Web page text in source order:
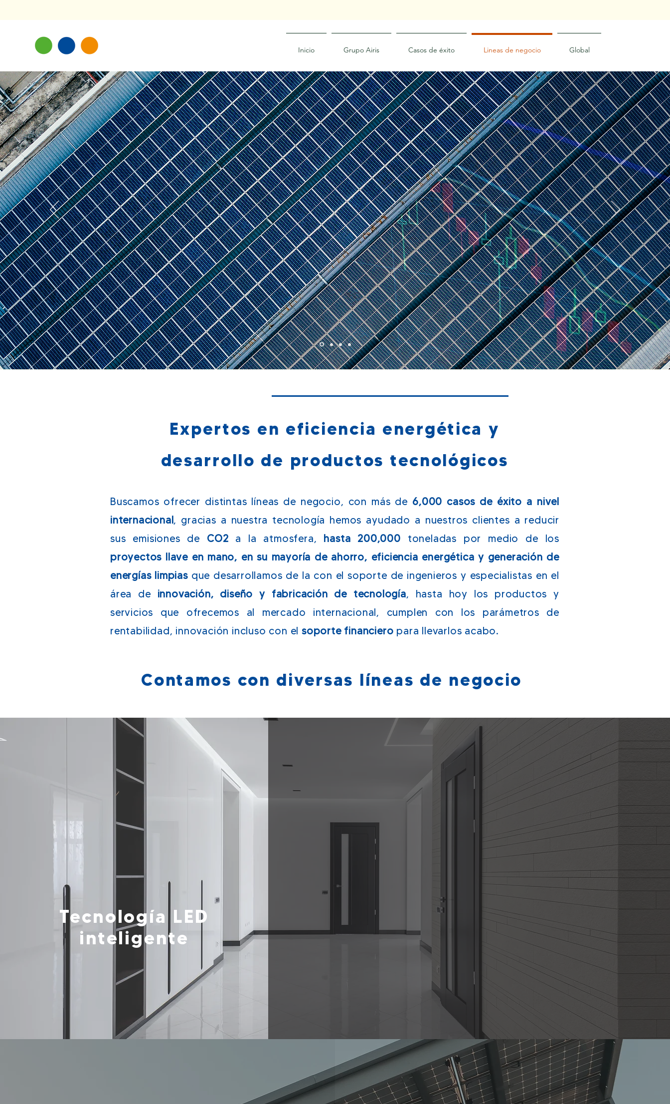
Inicio Grupo Airis Casos de éxito Lineas de negocio Global
Sistemas de
energía solar
en México
Expertos en eficiencia energética y
desarrollo de productos tecnológicos
Buscamos ofrecer distintas líneas de negocio, con más de 6,000 casos de éxito a nivel
internacional, gracias a nuestra tecnología hemos ayudado a nuestros clientes a reducir
sus emisiones de CO2 a la atmosfera, hasta 200,000 toneladas por medio de los
proyectos llave en mano, en su mayoría de ahorro, eficiencia energética y generación de
energías limpiasque desarrollamos de la con el soporte de ingenieros y especialistas en el
área de innovación, diseño y fabricación de tecnología, hasta hoy los productos y
servicios que ofrecemos al mercado internacional, cumplen con los parámetros de
rentabilidad, innovación incluso con el soporte financiero para llevarlos acabo.
Contamos con diversas líneas de negocio
Tecnología LED
inteligente
Tenemos una solución para cualquier proyecto o
reforma para el cual no existan luminarias en el
mercado, nuestros ingenieros les propondrán el
mejor diseño de luminaria que cumpla con la
normativa vigente en ámbito laboral y que aporte
además un mayor valor e imagen para su negocio